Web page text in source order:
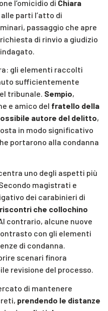
l’omicidio di Chiara
parti l’atto di
passaggio che apre
di rinvio a giudizio
gli elementi raccolti
sufficientemente
tribunale. Sempio,
e amico del fratello della
autore del delitto,
in modo significativo
portarono alla condanna
uno degli aspetti più
magistrati e
dei carabinieri di
che collochino
contrario, alcune nuove
con gli elementi
di condanna.
scenari finora
revisione del processo.
di mantenere
prendendo le distanze